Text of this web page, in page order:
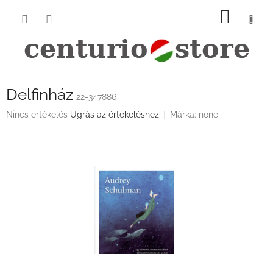
KOSÁR
Delfinház 22-347886
A
Nincs értékelés Ugrás az értékeléshez Márka: none